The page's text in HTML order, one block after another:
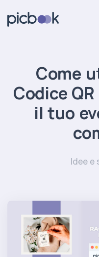
Come
Codice
il tuo
Idee e